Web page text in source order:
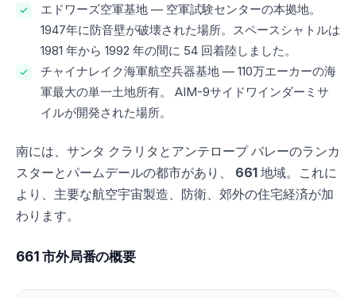
エドワーズ空軍基地 — 空軍試験センターの本拠地。
1947年に防音壁が破壊された場所。スペースシャトルは
1981 年から 1992 年の間に 54 回着陸しました。
チャイナレイク海軍航空兵器基地 — 110万エーカーの海
軍最大の単一土地所有。 AIM-9サイドワインダーミサ
イルが開発された場所。
南には、サンタ クラリタとアンテロープ バレーのランカ
スターとパームデールの都市があり、 661 地域。これに
より、主要な航空宇宙製造、防衛、郊外の住宅経済が加
わります。
661 市外局番の概要